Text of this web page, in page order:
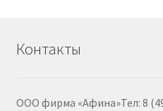
Контакты
ООО фирма «Афина»Тел: 8